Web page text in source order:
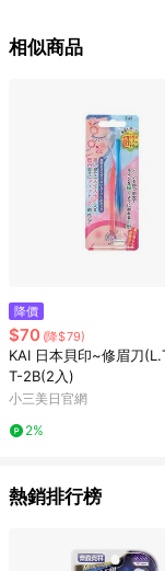
相似商品
降價
$70 (降$79)
KAI 日本貝印~修眉刀
T-2B(2入)
小三美日官網
2%
熱銷排行榜